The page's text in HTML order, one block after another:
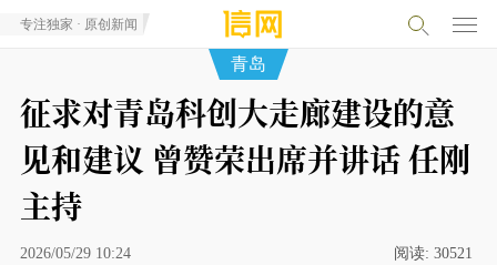
专注独家 · 原创新闻
青岛
征求对青岛科创大走廊建设的意
见和建议 曾赞荣出席并讲话 任刚
主持
2026/05/29 10:24 阅读: 30521